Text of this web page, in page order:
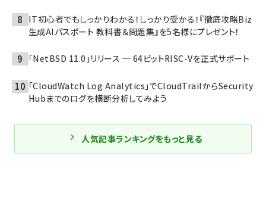
IT初心者でもしっかりわかる！しっかり受かる！『徹底攻略Biz
生成AIパスポート 教科書＆問題集』を5名様にプレゼント！
「NetBSD 11.0」リリース ─ 64ビットRISC-Vを正式サポート
「CloudWatch Log Analytics」でCloudTrailからSecurity
Hubまでのログを横断分析してみよう
人気記事ランキングをもっと見る